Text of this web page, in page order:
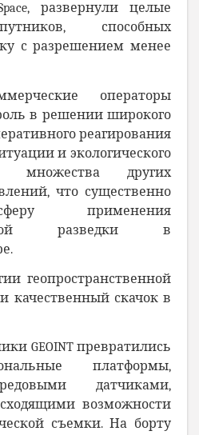
развернули целые
способных
с разрешением менее
операторы
в решении широкого
реагирования
и экологического
множества других
что существенно
применения
разведки в
геопространственной
качественный скачок в
GEOINT превратились
платформы,
датчиками,
возможности
съемки. На борту